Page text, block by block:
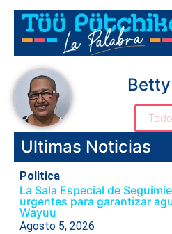
Ultimas Noticias
Politica
La Sala Especial de
urgentes para garantizar
Wayuu
Agosto 5, 2026